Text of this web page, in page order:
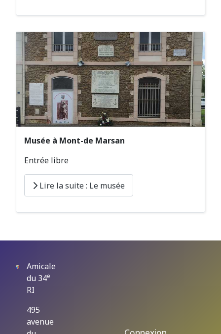
Musée à Mont-de Marsan
Entrée libre
Lire la suite : Le musée
Amicale
du 34e
RI
495
avenue